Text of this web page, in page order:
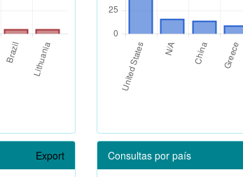
Export Consultas por país